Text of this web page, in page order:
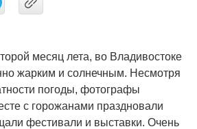
месяц лета, во Владивостоке
жарким и солнечным. Несмотря
погоды, фотографы
с горожанами праздновали
фестивали и выставки. Очень